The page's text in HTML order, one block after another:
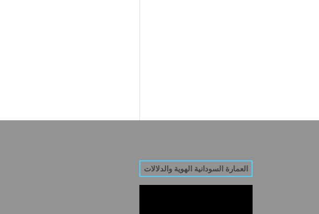
العمارة السودانية الهوية والدلالات